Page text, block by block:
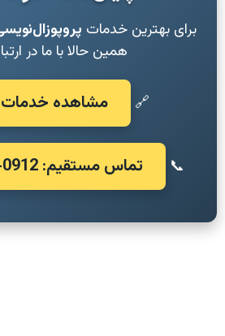
برای بهترین خدمات
همین حالا با ما در
🔗 مشاهده خدمات
📞 تماس مستقیم: 0912-091-7261